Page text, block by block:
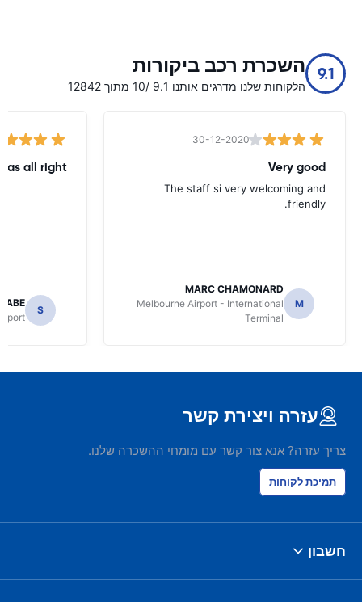
9.1 השכרת רכב ביקורות
הלקוחות שלנו מדרגים אותנו 9.1 /10 מתוך 12842
30-12-2020
Very good
The staff si very welcoming and
friendly.
M
MARC CHAMONARD
Melbourne Airport - International
Terminal
all right
S
עזרה ויצירת קשר
צריך עזרה? אנא צור קשר עם מומחי ההשכרה שלנו.
תמיכת לקוחות
חשבון